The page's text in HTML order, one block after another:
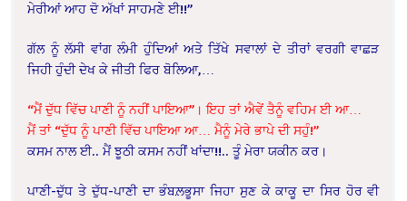
ਮੇਰੀਆਂ ਆਹ ਦੋ ਅੱਖਾਂ ਸਾਹਮਣੇ ਈ!!”
ਗੱਲ ਨੂੰ ਲੱਸੀ ਵਾਂਗ ਲੰਮੀ ਹੁੰਦਿਆਂ ਅਤੇ ਤਿੱਖੇ ਸਵਾਲਾਂ ਦੇ ਤੀਰਾਂ ਵਰਗੀ ਵਾਛੜ
ਜਿਹੀ ਹੁੰਦੀ ਦੇਖ ਕੇ ਜੀਤੀ ਫਿਰ ਬੋਲਿਆ,…
“ਮੈਂ ਦੁੱਧ ਵਿੱਚ ਪਾਣੀ ਨੂੰ ਨਹੀਂ ਪਾਇਆ”। ਇਹ ਤਾਂ ਐਵੇਂ ਤੈਨੂੰ ਵਹਿਮ ਈ ਆ…
ਮੈਂ ਤਾਂ “ਦੁੱਧ ਨੂੰ ਪਾਣੀ ਵਿੱਚ ਪਾਇਆ ਆ… ਮੈਨੂੰ ਮੇਰੇ ਭਾਪੇ ਦੀ ਸਹੁੰ!”
ਕਸਮ ਨਾਲ ਈ.. ਮੈਂ ਝੂਠੀ ਕਸਮ ਨਹੀਂ ਖਾਂਦਾ!!.. ਤੂੰ ਮੇਰਾ ਯਕੀਨ ਕਰ।
ਪਾਣੀ-ਦੁੱਧ ਤੇ ਦੁੱਧ-ਪਾਣੀ ਦਾ ਭੰਬਲ਼ਭੂਸਾ ਜਿਹਾ ਸੁਣ ਕੇ ਕਾਕੂ ਦਾ ਸਿਰ ਹੋਰ ਵੀ